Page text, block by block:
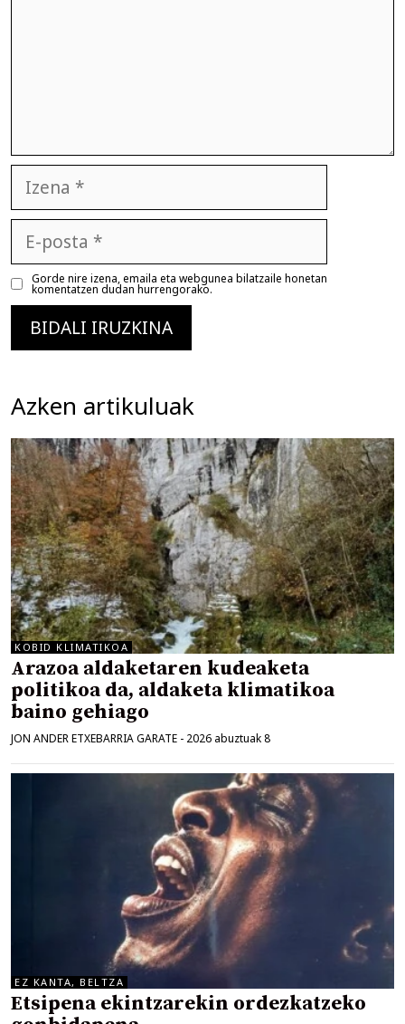
posta
Gorde nire izena, emaila eta webgunea bilatzaile honetan
komentatzen dudan hurrengorako.
Azken artikuluak
KOBID KLIMATIKOA
Arazoa aldaketaren kudeaketa
politikoa da, aldaketa klimatikoa
baino gehiago
JON ANDER ETXEBARRIA GARATE - 2026 abuztuak 8
EZ KANTA, BELTZA
Etsipena ekintzarekin ordezkatzeko